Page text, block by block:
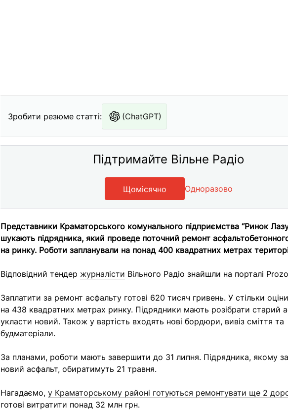
Зробити резюме статті: (ChatGPT)
Підтримайте Вільне Радіо
Щомісячно Одноразово
Представники Краматорського комунального підприємства “Ринок
шукають підрядника, який проведе поточний ремонт
на ринку. Роботи запланували на понад 400 квадратних метрах
Відповідний тендер журналісти Вільного Радіо знайшли на порталі
Заплатити за ремонт асфальту готові 620 тисяч гривень. У стільки
на 438 квадратних метрах ринку. Підрядники мають розібрати старий
укласти новий. Також у вартість входять нові бордюри, вивіз сміття та
будматеріали.
За планами, роботи мають завершити до 31 липня. Підрядника, якому
новий асфальт, обиратимуть 21 травня.
Нагадаємо, у Краматорському районі готуються ремонтувати ще 2
готові витратити понад 32 млн грн.